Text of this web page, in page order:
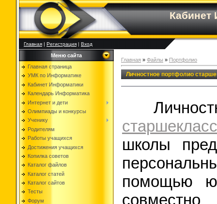
Кабинет
Главная|Регистрация|Вход
Меню сайта
Главная страница
УМК по Информатике
Кабинет Информатики
Календарь Информатика
Интернет и дети
Олимпиады и конкурсы
Ученику
Родителям
Работы учащихся
Достижения учащихся
Копилка советов
Каталог файлов
Каталог статей
Каталог сайтов
Тесты
Форум
Главная » Файлы » Портфолио
Личностное портфолио
школы
помощью